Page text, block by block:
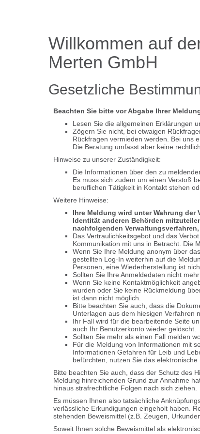
Willkommen auf
Merten GmbH
Gesetzliche
Beachten Sie bitte vor Abgabe Ihrer
Lesen Sie die allgemeinen Erklärungen
Zögern Sie nicht, bei etwaigen
Rückfragen vermieden werden. Bei uns
Die Beratung umfasst aber keine
Hinweise zu unserer Zuständigkeit:
Die Informationen über den zu
Es muss sich zudem um einen Verstoß
beruflichen Tätigkeit in Kontakt stehen
Weitere Hinweise:
Ihre Meldung wird unter Wahrung
Identität anderen Behörden
nachfolgenden
Das Vertraulichkeitsgebot und das
Kommunikation mit uns in Betracht. Die
Wenn Sie Ihre Meldung anonym über
gestellten Log-In weiterhin auf die
Personen, eine Wiederherstellung ist
Sollten Sie Ihre Anmeldedaten nicht
Wenn Sie keine Kontaktmöglichkeit
wurden oder Sie keine Rückmeldung
ist dann nicht möglich.
Bitte beachten Sie auch, dass die
Unterlagen aus dem hiesigen Verfahren
Ihr Fall wird für die bearbeitende Seite
auch Ihr Benutzerkonto wieder gelöscht.
Sollten Sie mehr als einen Fall melden
Für die Meldung von Informationen mit
Informationen Gefahren für Leib und
befürchten, nutzen Sie das elektronische
Bitte beachten Sie auch, dass der Schutz des
Meldung hinreichenden Grund zur Annahme
hinaus strafrechtliche Folgen nach sich ziehen.
Es müssen Ihnen also tatsächliche
verlässliche Erkundigungen eingeholt haben.
stehenden Beweismittel (z.B. Zeugen,
Soweit Ihnen solche Beweismittel als